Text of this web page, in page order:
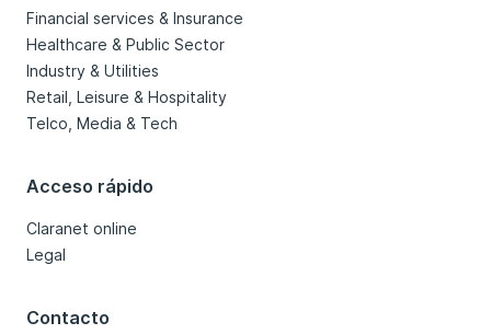
Financial services & Insurance
Healthcare & Public Sector
Industry & Utilities
Retail, Leisure & Hospitality
Telco, Media & Tech
Acceso rápido
Claranet online
Legal
Contacto